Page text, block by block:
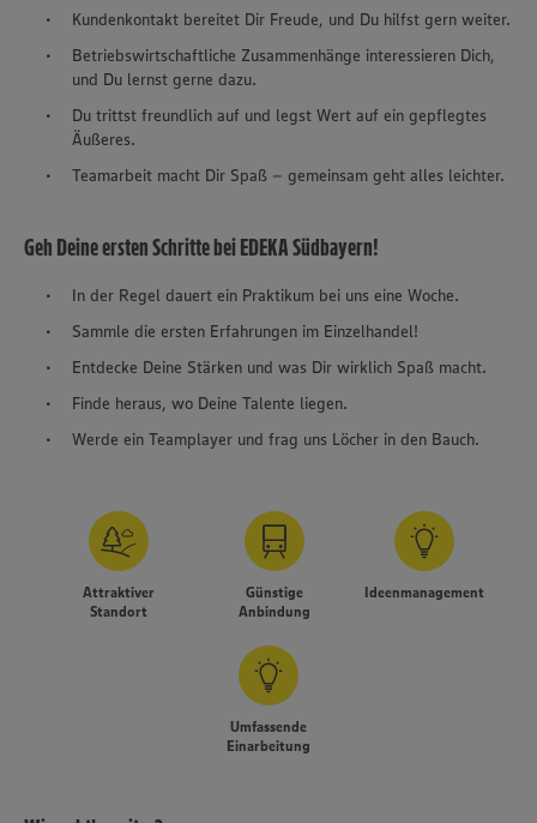
Kundenkontakt bereitet Dir Freude, und Du hilfst gern weiter.
Betriebswirtschaftliche Zusammenhänge interessieren Dich,
und Du lernst gerne dazu.
Du trittst freundlich auf und legst Wert auf ein gepflegtes
Äußeres.
Teamarbeit macht Dir Spaß – gemeinsam geht alles leichter.
Geh Deine ersten Schritte bei EDEKA Südbayern!
In der Regel dauert ein Praktikum bei uns eine Woche.
Sammle die ersten Erfahrungen im Einzelhandel!
Entdecke Deine Stärken und was Dir wirklich Spaß macht.
Finde heraus, wo Deine Talente liegen.
Werde ein Teamplayer und frag uns Löcher in den Bauch.
Attraktiver
Standort
Günstige
Anbindung
Ideenmanagement
Umfassende
Einarbeitung